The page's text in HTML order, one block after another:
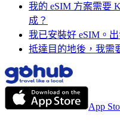
我的 eSIM 方案需要
成？
我已安裝好 eSIM。
抵達目的地後，我需
App